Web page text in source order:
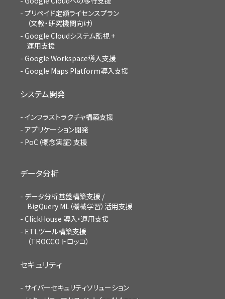
プリペイド定額ライセンスプラン
（文教・研究機関向け）
Google Cloudシステム監視 +
運用支援
Google Workspace導入支援
Google Maps Platform導入支援
システム開発
インフラストラクチャ構築支援
アプリケーション開発
PoC（概念実証）支援
データ分析
データ分析基盤構築支援 /
BigQuery ML（機械学習）活用支援
ClickHouse 導入・運用支援
ETLツール構築支援
（TROCCO トロッコ）
セキュリティ
サイバーセキュリティソリューション